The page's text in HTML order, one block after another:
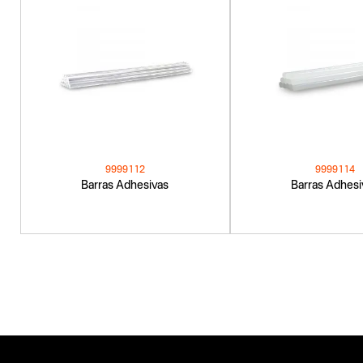
Barras Adhesivas
9999112
Barras
9999114